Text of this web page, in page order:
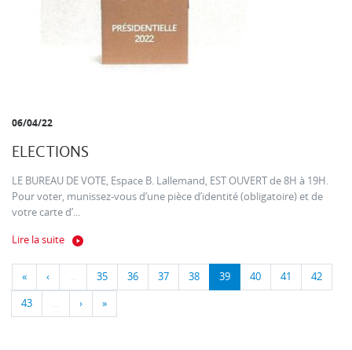
06/04/22
ELECTIONS
LE BUREAU DE VOTE, Espace B. Lallemand, EST OUVERT de 8H à 19H.
Pour voter, munissez-vous d’une pièce d’identité (obligatoire) et de
votre carte d’...
Lire la suite
« ‹ … 35 36 37 38 39 40 41 42
43 … › »